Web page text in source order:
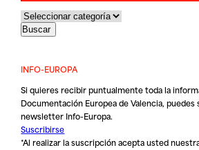
INFO-EUROPA
Si quieres recibir puntualmente toda la
Documentación Europea de Valencia,
newsletter Info-Europa.
Suscribirse
*Al realizar la suscripción acepta usted